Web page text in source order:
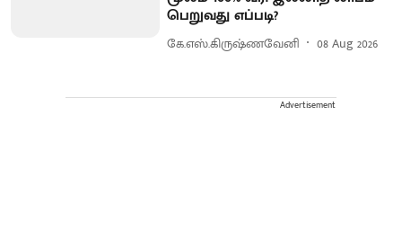
பெறுவது எப்படி?
கே.எஸ்.கிருஷ்ணவேனி 08 Aug 2026
Advertisement